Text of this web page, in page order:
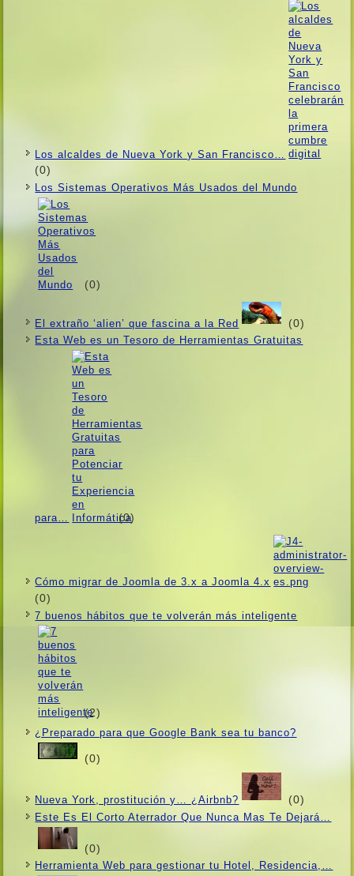
Los alcaldes de Nueva York y San Francisco…
(0)
Los Sistemas Operativos Más Usados ​​del Mundo
(0)
El extraño ‘alien’ que fascina a la Red (0)
Esta Web es un Tesoro de Herramientas Gratuitas
para… (0)
Cómo migrar de Joomla de 3.x a Joomla 4.x
(0)
7 buenos hábitos que te volverán más inteligente
(2)
¿Preparado para que Google Bank sea tu banco?
(0)
Nueva York, prostitución y… ¿Airbnb? (0)
Este Es El Corto Aterrador Que Nunca Mas Te Dejará…
(0)
Herramienta Web para gestionar tu Hotel, Residencia,…